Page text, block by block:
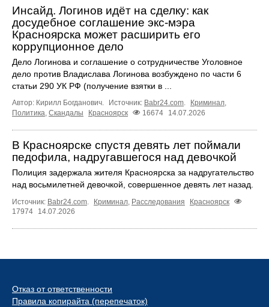
Инсайд. Логинов идёт на сделку: как
досудебное соглашение экс‑мэра
Красноярска может расширить его
коррупционное дело
Дело Логинова и соглашение о сотрудничестве Уголовное
дело против Владислава Логинова возбуждено по части 6
статьи 290 УК РФ (получение взятки в ...
Автор: Кирилл Богданович. Источник: Babr24.com Криминал
Политика Скандалы Красноярск 16674 14.07.2026
В Красноярске спустя девять лет поймали
педофила, надругавшегося над девочкой
Полиция задержала жителя Красноярска за надругательство
над восьмилетней девочкой, совершенное девять лет назад.
Источник: Babr24.com. Криминал, Расследования
Красноярск
17974
14.07.2026
Отказ от ответственности
Правила копирайта (перепечаток)